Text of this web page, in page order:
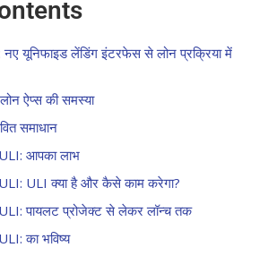
यूनिफाइड लेंडिंग इंटरफेस से लोन प्रक्रिया में
ऐप्स की समस्या
समाधान
आपका लाभ
ULI क्या है और कैसे काम करेगा?
पायलट प्रोजेक्ट से लेकर लॉन्च तक
का भविष्य